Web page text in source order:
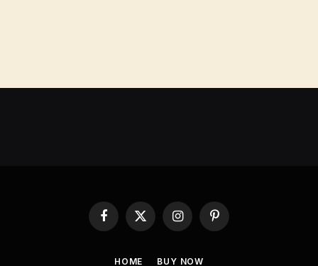
Facebook
X
InstagramPinterest
HOME BUY NOW